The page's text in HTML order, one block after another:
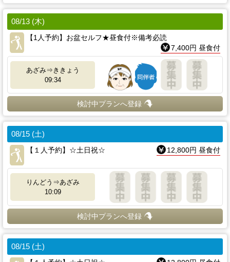
08/13 (木)
【1人予約】お盆セルフ★昼食付※備考必読
7,400円 昼食付
あざみ⇒ききょう
09:34
検討中プランへ登録
08/15 (土)
【１人予約】☆土日祝☆
12,800円 昼食付
りんどう⇒あざみ
10:09
検討中プランへ登録
08/15 (土)